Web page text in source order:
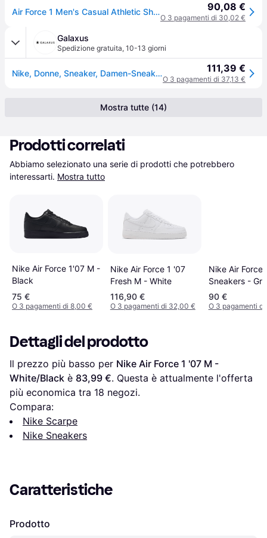
Air Force 1 Men's Casual Athletic Shoes Comfortable Versatile Stylish Commuting Gym Travel Black CT2302-100 90,08 €
O 3 pagamenti di 30,02 €
Galaxus
Spedizione gratuita, 10-13 giorni
Nike, Donne, Sneaker, Damen-Sneaker Air Force 1 07, Nero, Bianco, (43) 111,39 €
O 3 pagamenti di 37,13 €
Mostra tutte (14)
Prodotti correlati
Abbiamo selezionato una serie di prodotti che potrebbero
interessarti. Mostra tutto
Nike Air Force 1'07 M -
Black
75 €
O 3 pagamenti di 8,00 €
Nike Air Force 1 '07
Fresh M - White
116,90 €
O 3 pagamenti di 32,00 €
Nike Air Force
Sneakers -
90 €
O 3 pagamenti
Dettagli del prodotto
Il prezzo più basso per Nike Air Force 1 '07 M -
White/Black è 83,99 €. Questa è attualmente l'offerta
più economica tra 18 negozi.
Compara:
Nike Scarpe
Nike Sneakers
Caratteristiche
Prodotto